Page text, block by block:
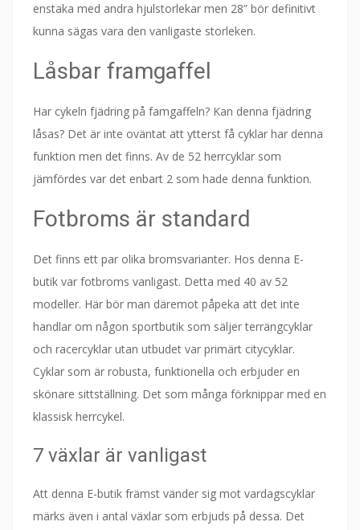
enstaka med andra hjulstorlekar men 28” bör definitivt
kunna sägas vara den vanligaste storleken.
Låsbar framgaffel
Har cykeln fjädring på famgaffeln? Kan denna fjädring
låsas? Det är inte oväntat att ytterst få cyklar har denna
funktion men det finns. Av de 52 herrcyklar som
jämfördes var det enbart 2 som hade denna funktion.
Fotbroms är standard
Det finns ett par olika bromsvarianter. Hos denna E-
butik var fotbroms vanligast. Detta med 40 av 52
modeller. Här bör man däremot påpeka att det inte
handlar om någon sportbutik som säljer terrängcyklar
och racercyklar utan utbudet var primärt citycyklar.
Cyklar som är robusta, funktionella och erbjuder en
skönare sittställning. Det som många förknippar med en
klassisk herrcykel.
7 växlar är vanligast
Att denna E-butik främst vänder sig mot vardagscyklar
märks även i antal växlar som erbjuds på dessa. Det